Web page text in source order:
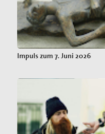
Impuls zum 7. Juni 2026